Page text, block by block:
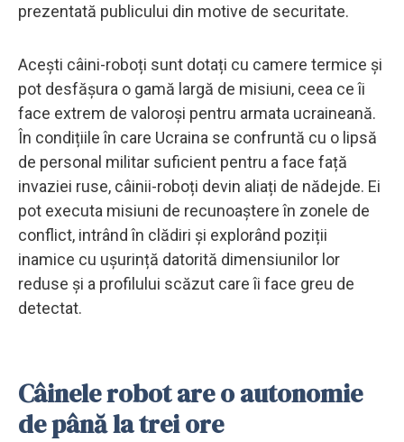
prezentată publicului din motive de securitate.
Acești câini-roboți sunt dotați cu camere termice și
pot desfășura o gamă largă de misiuni, ceea ce îi
face extrem de valoroși pentru armata ucraineană.
În condițiile în care Ucraina se confruntă cu o lipsă
de personal militar suficient pentru a face față
invaziei ruse, câinii-roboți devin aliați de nădejde. Ei
pot executa misiuni de recunoaștere în zonele de
conflict, intrând în clădiri și explorând poziții
inamice cu ușurință datorită dimensiunilor lor
reduse și a profilului scăzut care îi face greu de
detectat.
Câinele robot are o autonomie
de până la trei ore